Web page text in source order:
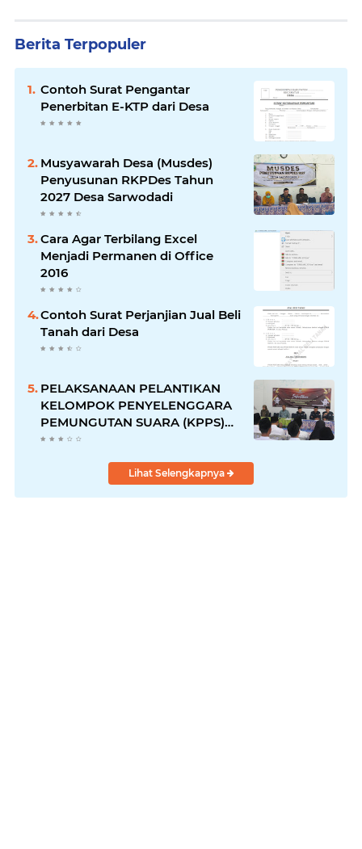
Berita Terpopuler
Contoh Surat Pengantar
Penerbitan E-KTP dari Desa
Musyawarah Desa (Musdes)
Penyusunan RKPDes Tahun
2027 Desa Sarwodadi
Cara Agar Terbilang Excel
Menjadi Permanen di Office
2016
Contoh Surat Perjanjian Jual Beli
Tanah dari Desa
PELAKSANAAN PELANTIKAN
KELOMPOK PENYELENGGARA
PEMUNGUTAN SUARA (KPPS)
DESA SARWODADI
Lihat Selengkapnya